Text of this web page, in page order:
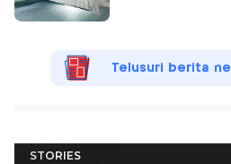
Telusuri berita